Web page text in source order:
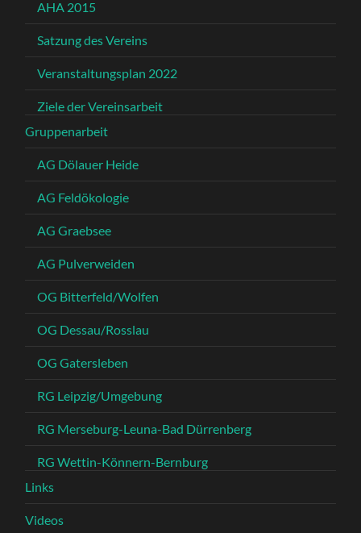
AHA 2015
Satzung des Vereins
Veranstaltungsplan 2022
Ziele der Vereinsarbeit
Gruppenarbeit
AG Dölauer Heide
AG Feldökologie
AG Graebsee
AG Pulverweiden
OG Bitterfeld/Wolfen
OG Dessau/Rosslau
OG Gatersleben
RG Leipzig/Umgebung
RG Merseburg-Leuna-Bad Dürrenberg
RG Wettin-Könnern-Bernburg
Links
Videos